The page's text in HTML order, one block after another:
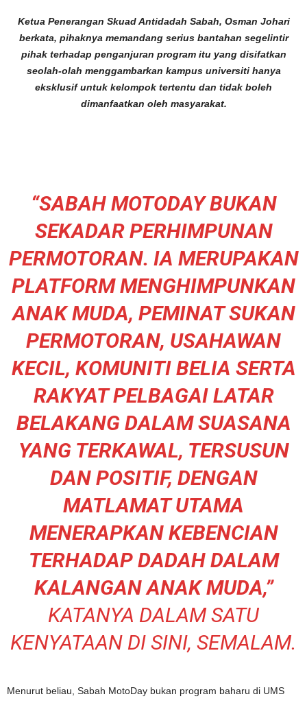
Ketua Penerangan Skuad Antidadah Sabah, Osman Johari
berkata, pihaknya memandang serius bantahan segelintir
pihak terhadap penganjuran program itu yang disifatkan
seolah-olah menggambarkan kampus universiti hanya
eksklusif untuk kelompok tertentu dan tidak boleh
dimanfaatkan oleh masyarakat.
“SABAH MOTODAY BUKAN
SEKADAR PERHIMPUNAN
PERMOTORAN. IA MERUPAKAN
PLATFORM MENGHIMPUNKAN
ANAK MUDA, PEMINAT SUKAN
PERMOTORAN, USAHAWAN
KECIL, KOMUNITI BELIA SERTA
RAKYAT PELBAGAI LATAR
BELAKANG DALAM SUASANA
YANG TERKAWAL, TERSUSUN
DAN POSITIF, DENGAN
MATLAMAT UTAMA
MENERAPKAN KEBENCIAN
TERHADAP DADAH DALAM
KALANGAN ANAK MUDA,”
KATANYA DALAM SATU
KENYATAAN DI SINI, SEMALAM.
Menurut beliau, Sabah MotoDay bukan program baharu di UMS